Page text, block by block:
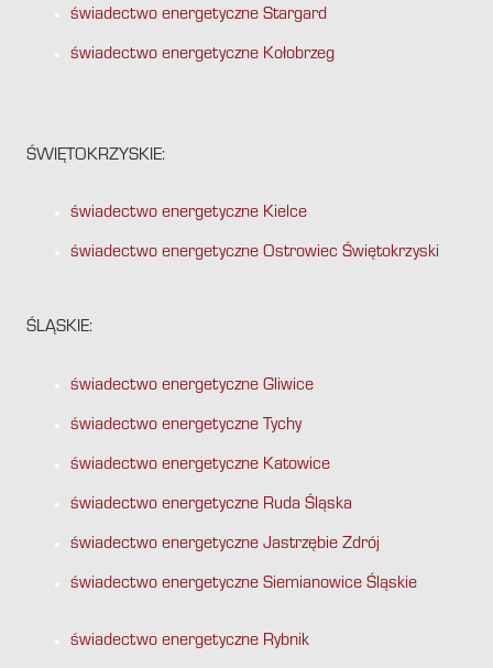
świadectwo energetyczne Stargard
świadectwo energetyczne Kołobrzeg
ŚWIĘTOKRZYSKIE:
świadectwo energetyczne Kielce
świadectwo energetyczne Ostrowiec Świętokrzyski
ŚLĄSKIE:
świadectwo energetyczne Gliwice
świadectwo energetyczne Tychy
świadectwo energetyczne Katowice
świadectwo energetyczne Ruda Śląska
świadectwo energetyczne Jastrzębie Zdrój
świadectwo energetyczne Siemianowice Śląskie
świadectwo energetyczne Rybnik